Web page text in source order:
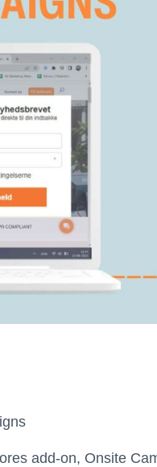
add-on, Onsite